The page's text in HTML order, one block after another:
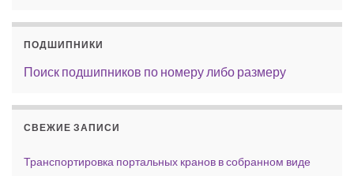
ПОДШИПНИКИ
Поиск подшипников по номеру либо размеру
СВЕЖИЕ ЗАПИСИ
Транспортировка портальных кранов в собранном виде